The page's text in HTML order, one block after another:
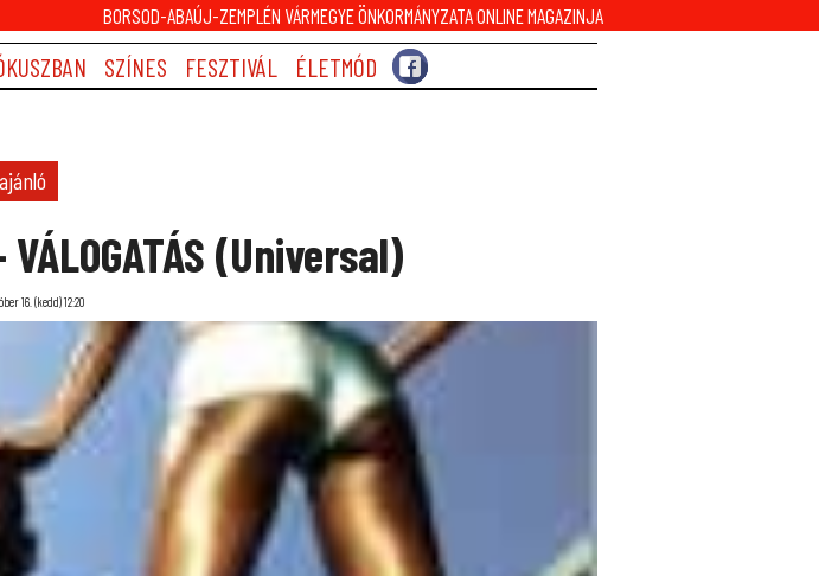
BORSOD-ABAÚJ-ZEMPLÉN VÁRMEGYE ÖNKORMÁNYZATA ONLINE MAGAZINJA
SZÍNES FESZTIVÁL ÉLETMÓD
ajánló
(Universal)
16. (kedd) 12:20